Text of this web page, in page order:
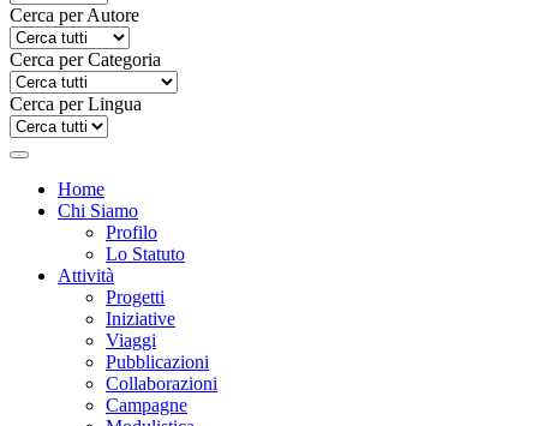
Cerca per Autore
Cerca per Categoria
Cerca per Lingua
Home
Chi Siamo
Profilo
Lo Statuto
Attività
Progetti
Iniziative
Viaggi
Pubblicazioni
Collaborazioni
Campagne